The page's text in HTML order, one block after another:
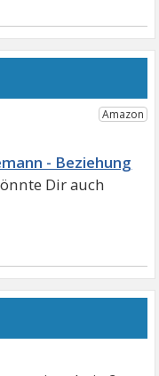
- Beziehung